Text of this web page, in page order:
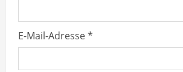
E-Mail-Adresse*